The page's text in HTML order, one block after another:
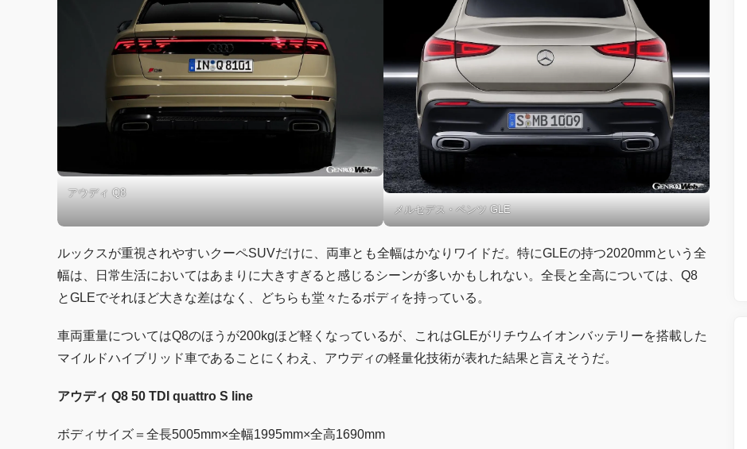
アウディ Q8
メルセデス・ベンツ GLE
ルックスが重視されやすいクーペSUVだけに、両車とも全幅はかなりワイドだ。特にGLEの持つ2020mmという全
幅は、日常生活においてはあまりに大きすぎると感じるシーンが多いかもしれない。全長と全高については、Q8
とGLEでそれほど大きな差はなく、どちらも堂々たるボディを持っている。
車両重量についてはQ8のほうが200kgほど軽くなっているが、これはGLEがリチウムイオンバッテリーを搭載した
マイルドハイブリッド車であることにくわえ、アウディの軽量化技術が表れた結果と言えそうだ。
アウディ Q8 50 TDI quattro S line
ボディサイズ＝全長5005mm×全幅1995mm×全高1690mm